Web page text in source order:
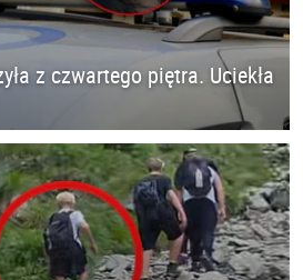
z czwartego piętra. Uciekła